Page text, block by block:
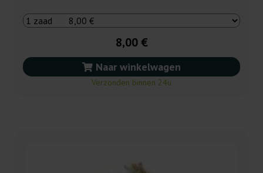
8,00 €
Naar winkelwagen
Verzonden binnen 24u